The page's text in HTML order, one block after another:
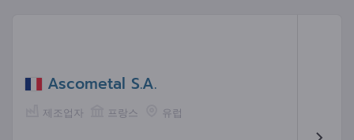
Ascometal S.A.
제조업자 프랑스 유럽